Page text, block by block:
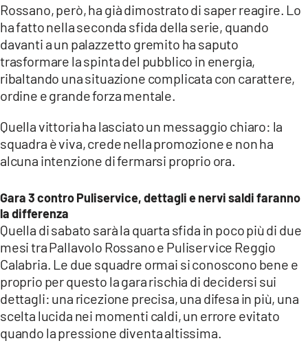
Rossano, però, ha già dimostrato di saper reagire. Lo
ha fatto nella seconda sfida della serie, quando
davanti a un palazzetto gremito ha saputo
trasformare la spinta del pubblico in energia,
ribaltando una situazione complicata con carattere,
ordine e grande forza mentale.
Quella vittoria ha lasciato un messaggio chiaro: la
squadra è viva, crede nella promozione e non ha
alcuna intenzione di fermarsi proprio ora.
Gara 3 contro Puliservice, dettagli e nervi saldi faranno
la differenza
Quella di sabato sarà la quarta sfida in poco più di due
mesi tra Pallavolo Rossano e Puliservice Reggio
Calabria. Le due squadre ormai si conoscono bene e
proprio per questo la gara rischia di decidersi sui
dettagli: una ricezione precisa, una difesa in più, una
scelta lucida nei momenti caldi, un errore evitato
quando la pressione diventa altissima.